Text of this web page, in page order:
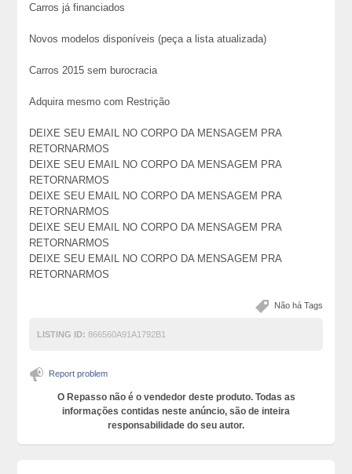
Carros já financiados
Novos modelos disponíveis (peça a lista atualizada)
Carros 2015 sem burocracia
Adquira mesmo com Restrição
DEIXE SEU EMAIL NO CORPO DA MENSAGEM PRA
RETORNARMOS
DEIXE SEU EMAIL NO CORPO DA MENSAGEM PRA
RETORNARMOS
DEIXE SEU EMAIL NO CORPO DA MENSAGEM PRA
RETORNARMOS
DEIXE SEU EMAIL NO CORPO DA MENSAGEM PRA
RETORNARMOS
DEIXE SEU EMAIL NO CORPO DA MENSAGEM PRA
RETORNARMOS
Não há Tags
LISTING ID: 866560A91A1792B1
Report problem
O Repasso não é o vendedor deste produto. Todas as
informações contidas neste anúncio, são de inteira
responsabilidade do seu autor.